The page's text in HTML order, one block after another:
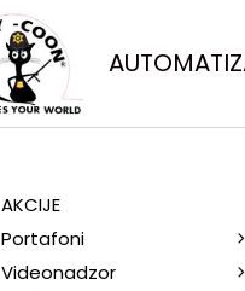
AKCIJE
Portafoni
Videonadzor